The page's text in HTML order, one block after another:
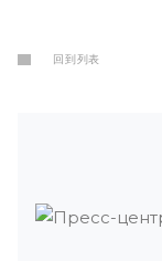
回到列表